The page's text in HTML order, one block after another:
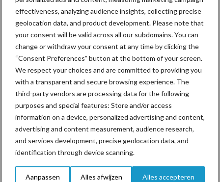
effectiveness, analyzing audience insights, collecting precise
geolocation data, and product development. Please note that
your consent will be valid across all our subdomains. You can
change or withdraw your consent at any time by clicking the
“Consent Preferences” button at the bottom of your screen.
We respect your choices and are committed to providing you
with a transparent and secure browsing experience. The
third-party vendors are processing data for the following
purposes and special features: Store and/or access
information on a device, personalized advertising and content,
advertising and content measurement, audience research,
and services development, precise geolocation data, and
identification through device scanning.
Aanpassen Alles afwijzen Alles accepteren
Pöttinger introduceert
compacte dubbelrotor-
zwadhark in de hef
Diergezondheid Bemesting Fokkerij
Mastitis Hittestress